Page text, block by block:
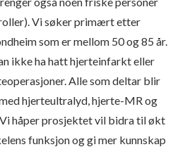
Vi søker primært etter
som er mellom 50 og 85 år.
ikke ha hatt hjerteinfarkt eller
Alle som deltar blir
hjerteultralyd, hjerte-MR og
håper prosjektet vil bidra til økt
funksjon og gi mer kunnskap